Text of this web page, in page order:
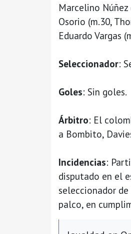
Marcelino Núñez
Osorio (m.30,
Eduardo Vargas
Seleccionador:
Goles: Sin goles.
Árbitro: El
a Bombito,
Incidencias:
disputado en el
seleccionador
palco, en